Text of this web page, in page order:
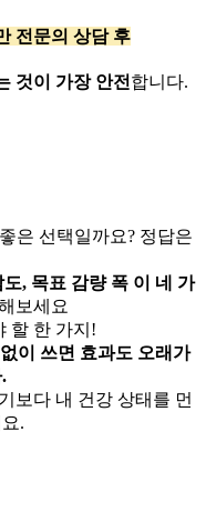
전문의 상담 후
것이 가장 안전 합니다.
은 선택일까요? 정답은
, 목표 감량 폭 이 네 가
보세요
할 한 가지!
이 쓰면 효과도 오래가
보다 내 건강 상태를 먼
.